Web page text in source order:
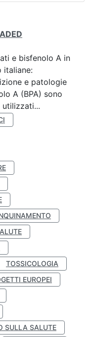
e bisfenolo A in
italiane:
e patologie
A (BPA) sono
TOSSICOLOGIA
EUROPEI
SULLA SALUTE